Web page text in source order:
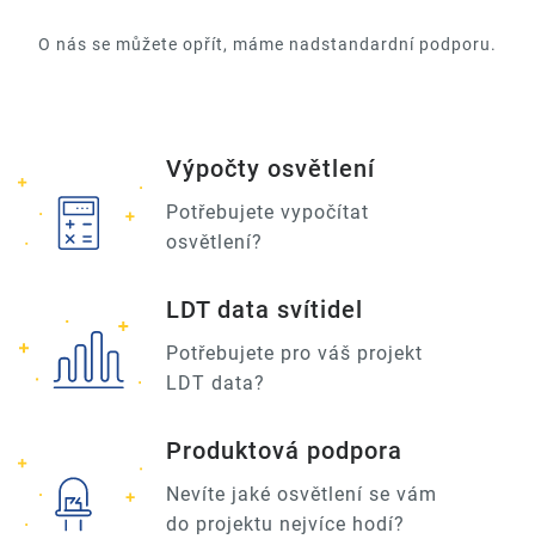
O nás se můžete opřít, máme nadstandardní podporu.
Výpočty osvětlení
Potřebujete vypočítat
osvětlení?
LDT data svítidel
Potřebujete pro váš projekt
LDT data?
Produktová podpora
Nevíte jaké osvětlení se vám
do projektu nejvíce hodí?